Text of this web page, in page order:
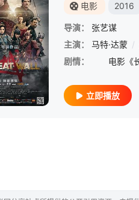
电影 2016
导演：
张艺谋
主演：
马特·达蒙 /
剧情：
立即播放